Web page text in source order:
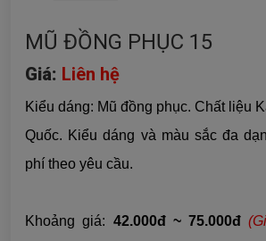
MŨ ĐỒNG PHỤC 15
Giá: Liên hệ
Kiểu dáng: Mũ đồng phục. Chất liệu
Quốc. Kiểu dáng và màu sắc đa
phí theo yêu cầu.
Khoảng giá: 42.000đ ~ 75.000đ